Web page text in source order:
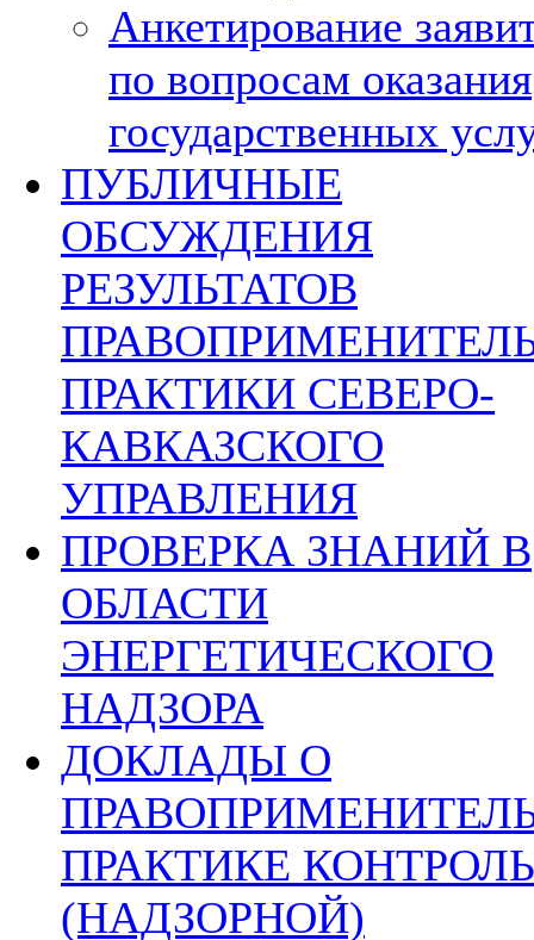
Анкетирование
по вопросам оказания
государственных
ПУБЛИЧНЫЕ
ОБСУЖДЕНИЯ
РЕЗУЛЬТАТОВ
ПРАКТИКИ СЕВЕРО-
КАВКАЗСКОГО
УПРАВЛЕНИЯ
ПРОВЕРКА ЗНАНИЙ В
ОБЛАСТИ
ЭНЕРГЕТИЧЕСКОГО
НАДЗОРА
ДОКЛАДЫ О
ПРАКТИКЕ
(НАДЗОРНОЙ)